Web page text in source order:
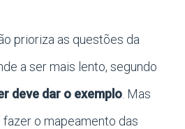
prioriza as questões da
a ser mais lento, segundo
deve dar o exemplo . Mas
fazer o mapeamento das